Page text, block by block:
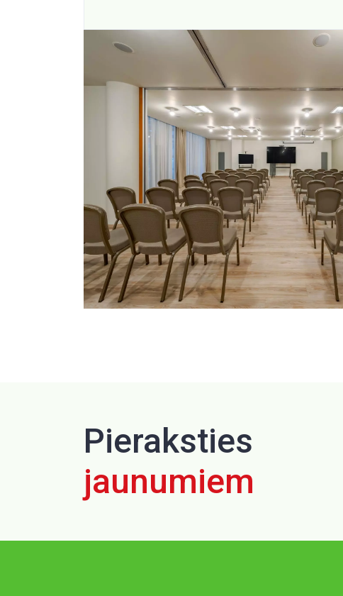
Pieraksties
jaunumiem